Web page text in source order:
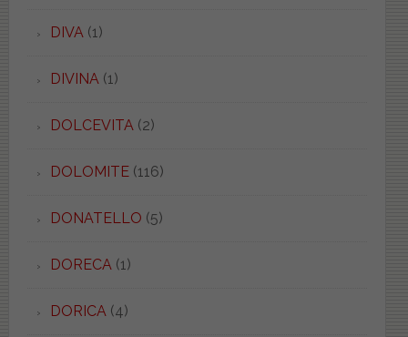
DIVA (1)
DIVINA (1)
DOLCEVITA (2)
DOLOMITE(116)
DONATELLO (5)
DORECA (1)
DORICA (4)